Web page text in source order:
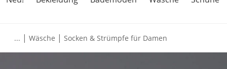
... | Wäsche | Socken & Strümpfe für Damen